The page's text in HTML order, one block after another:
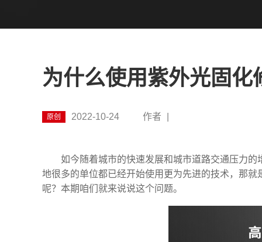
为什么使用紫外光固化
原创 2022-10-24 作者
如今随着城市的快速发展和城市道路交通压力
地很多的单位都已经开始使用更为先进的技术，那
呢？本期咱们就来说说这个问题。